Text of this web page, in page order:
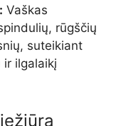
Vaškas
rūgščių
suteikiant
ir ilgalaikį